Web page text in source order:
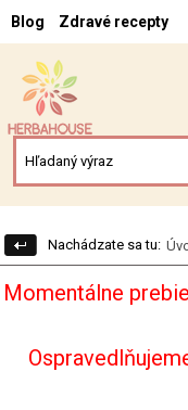
Blog Zdravé recepty
Nachádzate sa tu:
Momentálne